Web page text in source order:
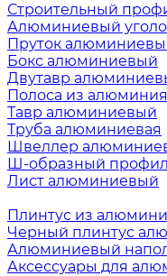
Строительный
Алюминиевый
Пруток
Бокс алюминиевый
Двутавр
Полоса из алюминия
Тавр алюминиевый
Труба алюминиевая
Швеллер
Ш-образный
Лист алюминиевый
Плинтус из
Черный плинтус
Алюминиевый
Аксессуары для